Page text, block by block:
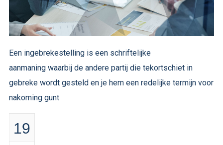
Een ingebrekestelling is een schriftelijke
aanmaning waarbij de andere partij die tekortschiet in
gebreke wordt gesteld en je hem een redelijke termijn voor
nakoming gunt
19